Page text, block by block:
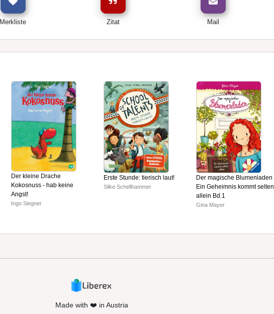
Merkliste Zitat Mail
Der kleine Drache
Kokosnuss - hab keine
Angst!
Ingo Siegner
Erste Stunde: tierisch laut!
Silke Schellhammer
Der magische Blumenladen
Ein Geheimnis kommt selten
allein Bd.1
Gina Mayer
Made with ❤️ in Austria